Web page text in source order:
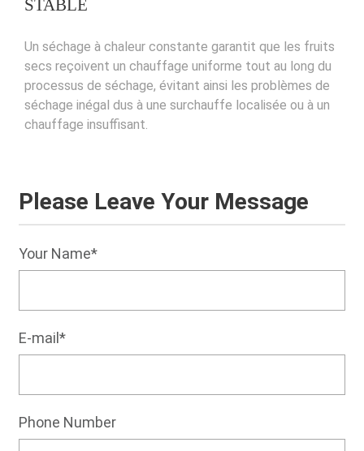
STABLE
Un séchage à chaleur constante garantit que les fruits
secs reçoivent un chauffage uniforme tout au long du
processus de séchage, évitant ainsi les problèmes de
séchage inégal dus à une surchauffe localisée ou à un
chauffage insuffisant.
Please Leave Your Message
Your Name*
E-mail*
Phone Number